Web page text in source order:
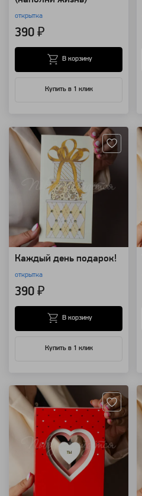
открытка
390 ₽
Купить в 1 клик
В корзину
Каждый день подарок!
открытка
390 ₽
Купить в 1 клик
В корзину